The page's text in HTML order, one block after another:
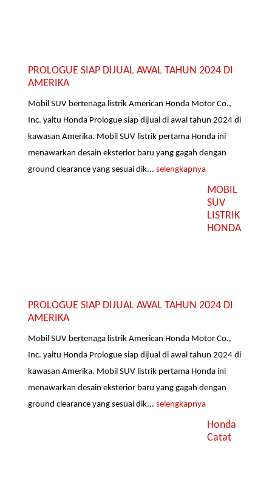
PROLOGUE SIAP DIJUAL AWAL TAHUN 2024 DI
AMERIKA
Mobil SUV bertenaga listrik American Honda Motor Co.,
Inc. yaitu Honda Prologue siap dijual di awal tahun 2024 di
kawasan Amerika. Mobil SUV listrik pertama Honda ini
menawarkan desain eksterior baru yang gagah dengan
ground clearance yang sesuai dik...selengkapnya
MOBIL
SUV
LISTRIK
HONDA
PROLOGUE SIAP DIJUAL AWAL TAHUN 2024 DI
AMERIKA
Mobil SUV bertenaga listrik American Honda Motor Co.,
Inc. yaitu Honda Prologue siap dijual di awal tahun 2024 di
kawasan Amerika. Mobil SUV listrik pertama Honda ini
menawarkan desain eksterior baru yang gagah dengan
ground clearance yang sesuai dik...selengkapnya
Honda
Catat